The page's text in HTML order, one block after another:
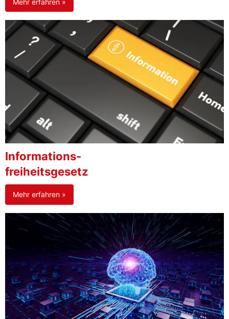
Informations-
freiheitsgesetz
Mehr erfahren »